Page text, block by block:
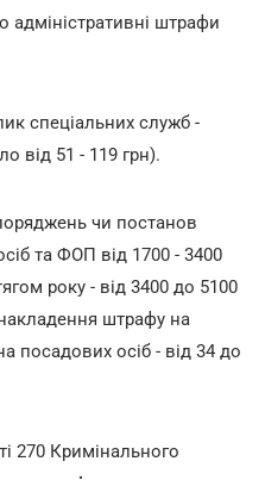
адміністративні штрафи
спеціальних служб -
від 51 - 119 грн).
чи постанов
та ФОП від 1700 - 3400
року - від 3400 до 5100
штрафу на
посадових осіб - від 34 до
270 Кримінального